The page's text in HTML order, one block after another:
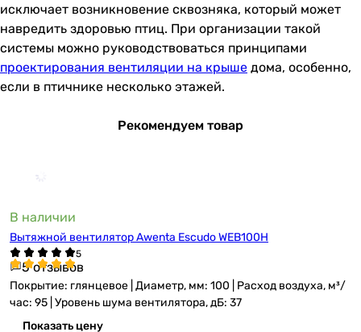
исключает возникновение сквозняка, который может
навредить здоровью птиц. При организации такой
системы можно руководствоваться принципами
проектирования вентиляции на крыше дома, особенно,
если в птичнике несколько этажей.
Рекомендуем товар
В наличии
Вытяжной вентилятор Awenta Escudo WEB100H
5 отзывов
Покрытие: глянцевое | Диаметр, мм: 100 | Расход воздуха, м³/
час: 95 | Уровень шума вентилятора, дБ: 37
Показать цену